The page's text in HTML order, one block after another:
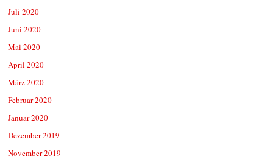
Juli 2020
Juni 2020
Mai 2020
April 2020
März 2020
Februar 2020
Januar 2020
Dezember 2019
November 2019